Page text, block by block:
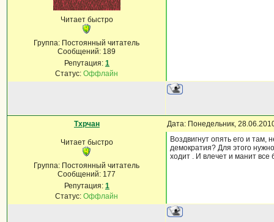
Читает быстро
Группа: Постоянный читатель
Сообщений: 189
Репутация: 1
Статус:Оффлайн
Тхрчан Дата: Понедельник,
Читает быстро
Группа: Постоянный читатель
Сообщений: 177
Репутация: 1
Статус:Оффлайн
Воздвигнут опять его и
демократия? Для этого
ходит . И влечет и манит